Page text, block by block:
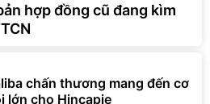
hợp đồng cũ đang kìm
chấn thương mang đến cơ
lớn cho Hincapie